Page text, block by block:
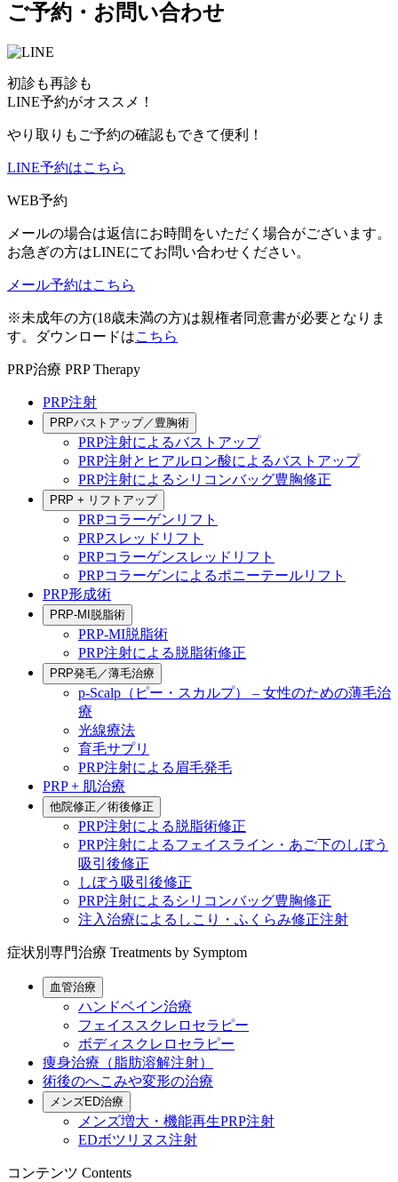
ご予約・お問い合わせ
初診も再診も
LINE予約がオススメ！
やり取りもご予約の確認もできて便利！
LINE予約はこちら
WEB予約
メールの場合は返信にお時間をいただく場合がございます。
お急ぎの方はLINEにてお問い合わせください。
メール予約はこちら
※未成年の方(18歳未満の方)は親権者同意書が必要となりま
す。ダウンロードはこちら
PRP治療 PRP Therapy
PRP注射
PRPバストアップ／豊胸術
PRP注射によるバストアップ
PRP注射とヒアルロン酸によるバストアップ
PRP注射によるシリコンバッグ豊胸修正
PRP + リフトアップ
PRPコラーゲンリフト
PRPスレッドリフト
PRPコラーゲンスレッドリフト
PRPコラーゲンによるポニーテールリフト
PRP形成術
PRP-MI脱脂術
PRP-MI脱脂術
PRP注射による脱脂術修正
PRP発毛／薄毛治療
p-Scalp（ピー・スカルプ） – 女性のための薄毛治
療
光線療法
育毛サプリ
PRP注射による眉毛発毛
PRP + 肌治療
他院修正／術後修正
PRP注射による脱脂術修正
PRP注射によるフェイスライン・あご下のしぼう
吸引後修正
しぼう吸引後修正
PRP注射によるシリコンバッグ豊胸修正
注入治療によるしこり・ふくらみ修正注射
症状別専門治療 Treatments by Symptom
血管治療
ハンドベイン治療
フェイススクレロセラピー
ボディスクレロセラピー
痩身治療（脂肪溶解注射）
術後のへこみや変形の治療
メンズED治療
メンズ増大・機能再生PRP注射
EDボツリヌス注射
コンテンツ Contents